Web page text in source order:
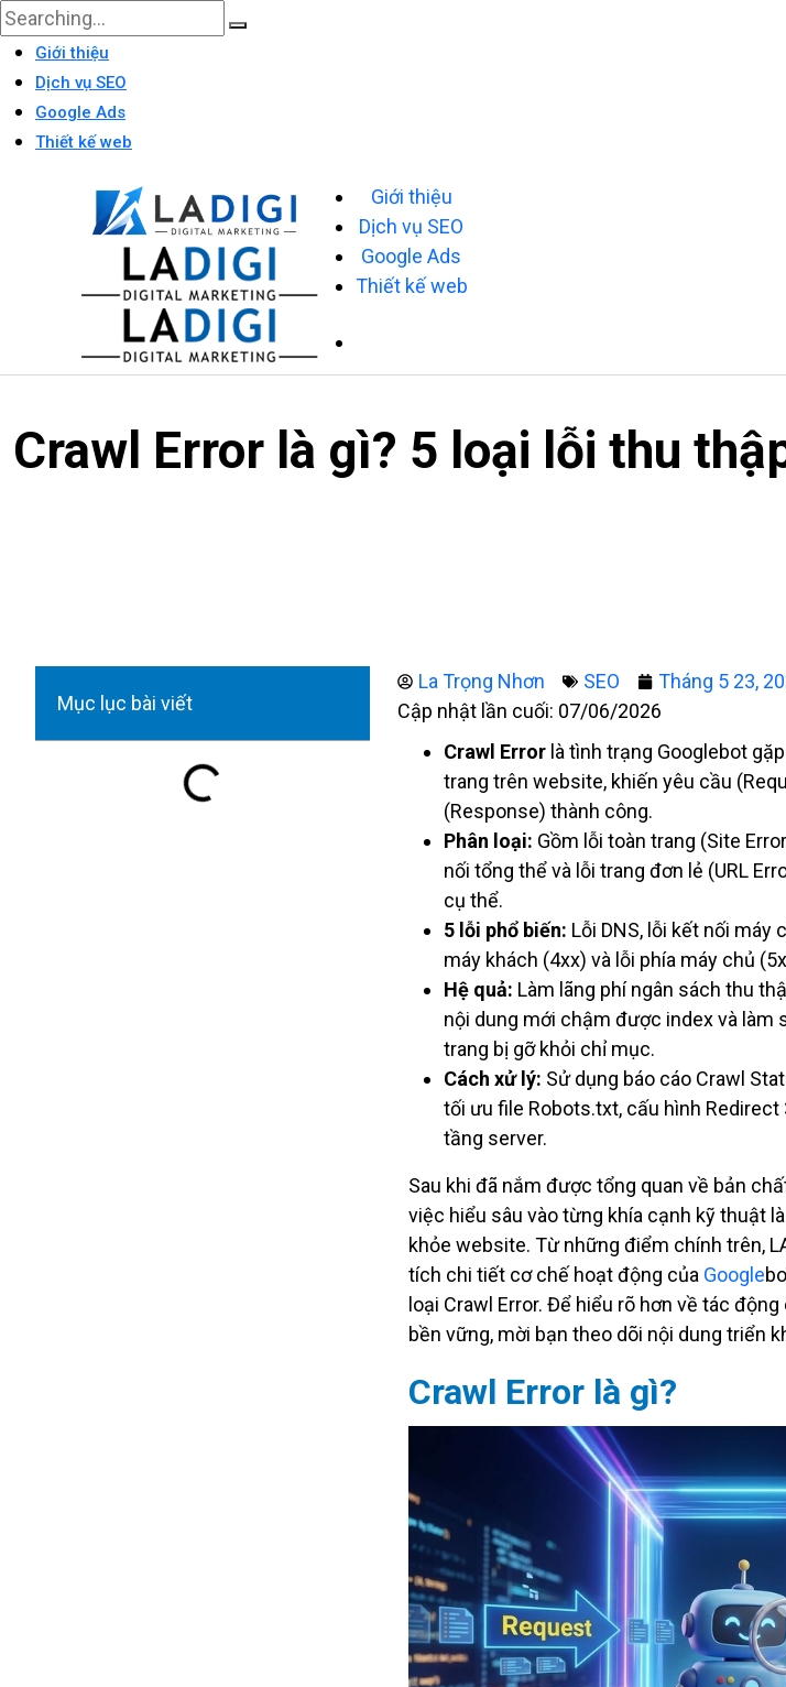
Giới thiệu
Dịch vụ SEO
Google Ads
Thiết kế web
Giới thiệu
Dịch vụ SEO
Google Ads
Thiết kế web
Crawl Error là gì? 5 loại lỗi thu
Mục lục bài viết
La Trọng Nhơn SEO
Tháng 5 23,
Cập nhật lần cuối: 07/06/2026
Crawl Errorlà tình trạng Googlebot
trang trên website, khiến yêu cầu
(Response) thành công.
Phân loại: Gồm lỗi toàn trang (Site
nối tổng thể và lỗi trang đơn lẻ (URL
cụ thể.
5 lỗi phổ biến: Lỗi DNS, lỗi kết nối máy
máy khách (4xx) và lỗi phía máy chủ
Hệ quả: Làm lãng phí ngân sách thu
nội dung mới chậm được index và làm
trang bị gỡ khỏi chỉ mục.
Cách xử lý: Sử dụng báo cáo Crawl
tối ưu file Robots.txt, cấu hình
tầng server.
Sau khi đã nắm được tổng quan về bản
việc hiểu sâu vào từng khía cạnh kỹ thuật
khỏe website. Từ những điểm chính trên,
tích chi tiết cơ chế hoạt động của Google
loại Crawl Error. Để hiểu rõ hơn về tác
bền vững, mời bạn theo dõi nội dung triển
Crawl Error là gì?